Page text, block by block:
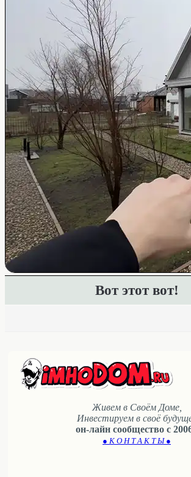
Вот этот вот!
Живем в Своём Доме,
Инвестируем в своё
он-лайн сообщество с
● К О Н Т А К Т Ы ●